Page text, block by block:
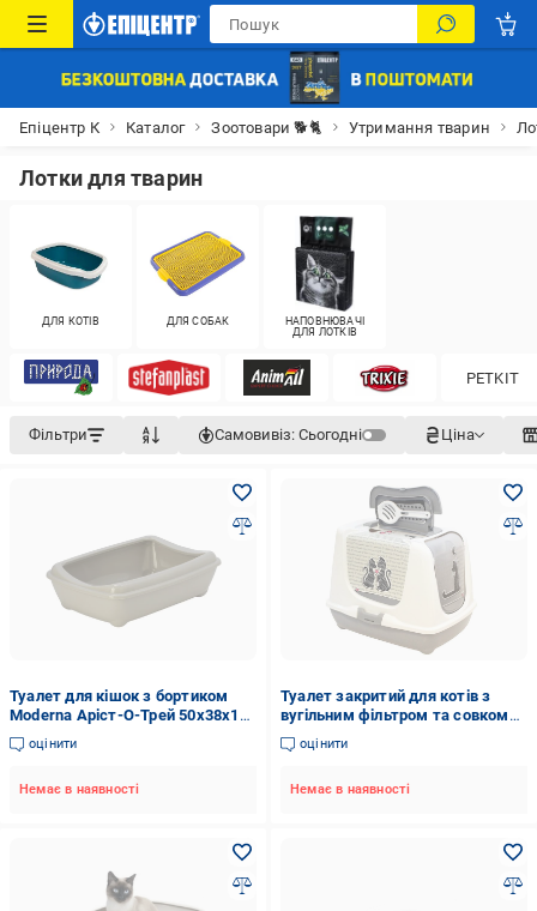
Епіцентр К Каталог Зоотовари 🐕🐈 Утримання тварин
Лотки для тварин
ДЛЯ КОТІВ ДЛЯ СОБАК
НАПОВНЮВАЧІ
ДЛЯ ЛОТКІВ
PETKIT
Фільтри Самовивіз: Сьогодні Ціна
Туалет для кішок з бортиком
Moderna Аріст-О-Трей 50х38х14
см Сірий (C192330)
оцінити
Немає в наявності
Туалет закритий для котів з
вугільним фільтром та совком
Moderna Trendy Cat Cats in Love
57,4x44,8x42,7 см (C245026CL)
оцінити
Немає в наявності